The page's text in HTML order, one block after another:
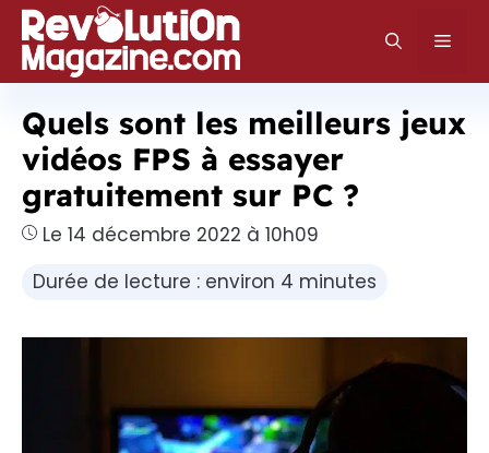
Aller
au
contenu
Quels sont les meilleurs jeux
vidéos FPS à essayer
gratuitement sur PC ?
Le 14 décembre 2022 à 10h09
Durée de lecture : environ 4 minutes